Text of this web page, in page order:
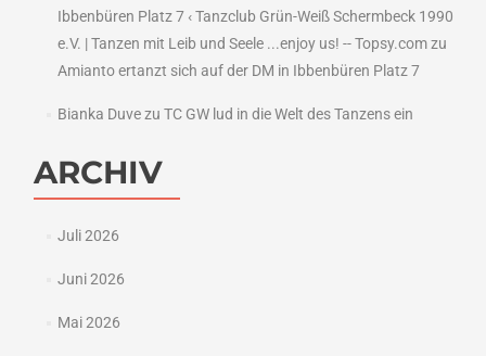
Ibbenbüren Platz 7 ‹ Tanzclub Grün-Weiß Schermbeck 1990
e.V. | Tanzen mit Leib und Seele ...enjoy us! -- Topsy.comzu
Amianto ertanzt sich auf der DM in Ibbenbüren Platz 7
Bianka Duvezu TC GW lud in die Welt des Tanzens ein
ARCHIV
Juli 2026
Juni 2026
Mai 2026